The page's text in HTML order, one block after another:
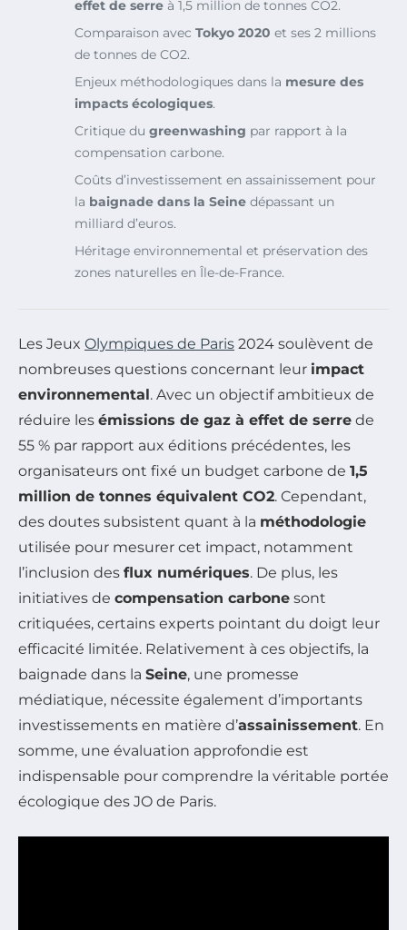
effet de serre à 1,5 million de tonnes CO2.
Comparaison avec Tokyo 2020 et ses 2 millions
de tonnes de CO2.
Enjeux méthodologiques dans la mesure des
impacts écologiques.
Critique du greenwashing par rapport à la
compensation carbone.
Coûts d’investissement en assainissement pour
la baignade dans la Seine dépassant un
milliard d’euros.
Héritage environnemental et préservation des
zones naturelles en Île-de-France.
Les Jeux Olympiques de Paris 2024 soulèvent de
nombreuses questions concernant leur impact
environnemental . Avec un objectif ambitieux de
réduire les émissions de gaz à effet de serre de
55 % par rapport aux éditions précédentes, les
organisateurs ont fixé un budget carbone de 1,5
million de tonnes équivalent CO2. Cependant,
des doutes subsistent quant à la méthodologie
utilisée pour mesurer cet impact, notamment
l’inclusion des flux numériques. De plus, les
initiatives de compensation carbone sont
critiquées, certains experts pointant du doigt leur
efficacité limitée. Relativement à ces objectifs, la
baignade dans la Seine, une promesse
médiatique, nécessite également d’importants
investissements en matière d’assainissement. En
somme, une évaluation approfondie est
indispensable pour comprendre la véritable portée
écologique des JO de Paris.